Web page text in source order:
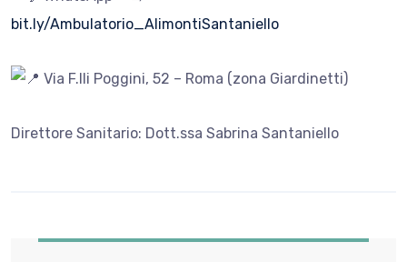
bit.ly/Ambulatorio_AlimontiSantaniello
Via F.lli Poggini, 52 – Roma (zona Giardinetti)
Direttore Sanitario: Dott.ssa Sabrina Santaniello